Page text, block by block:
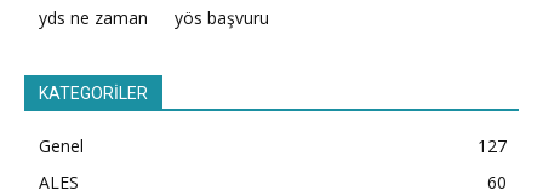
yds ne zaman
yös başvuru
KATEGORİLER
Genel
127
ALES
60